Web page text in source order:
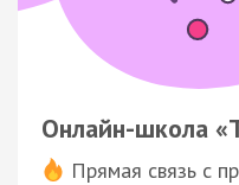
Онлайн-школа
Прямая связь с